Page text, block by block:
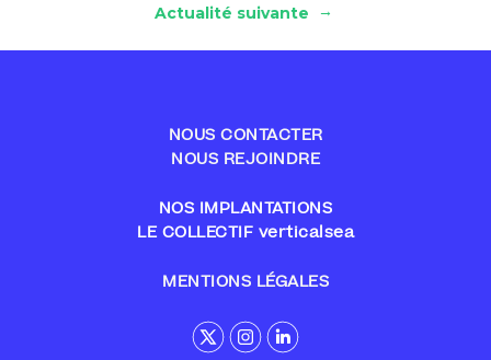
Actualité suivante →
NOUS CONTACTER
NOUS REJOINDRE
NOS IMPLANTATIONS
LE COLLECTIF verticalsea
MENTIONS LÉGALES